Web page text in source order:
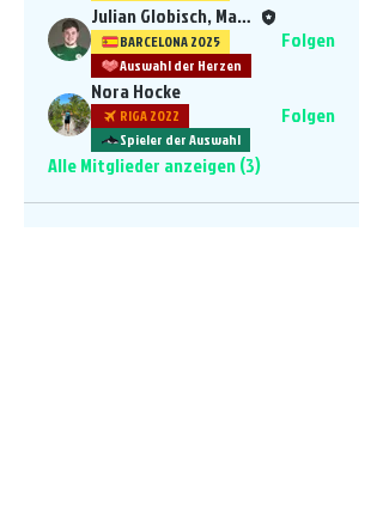
Julian Globisch, Manager
BARCELONA 2025
Auswahl der Herzen
Folgen
Nora Hocke
RIGA 2022
Spieler der Auswahl
Folgen
Alle Mitglieder anzeigen (3)